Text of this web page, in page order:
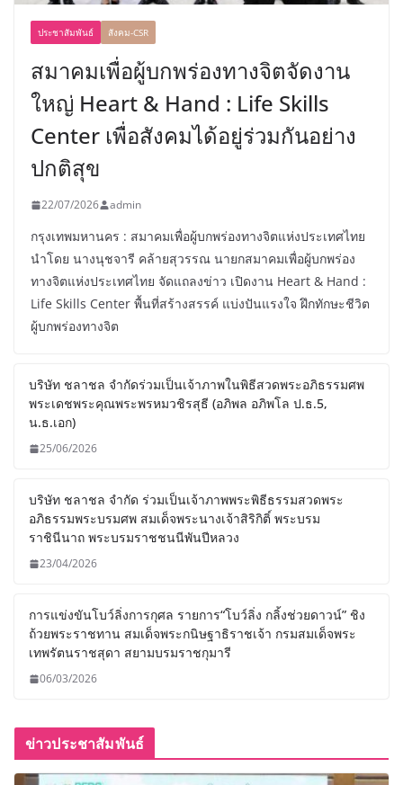
ประชาสัมพันธ์ สังคม-CSR
สมาคมเพื่อผู้บกพร่องทางจิตจัดงาน
ใหญ่ Heart & Hand : Life Skills
Center เพื่อสังคมได้อยู่ร่วมกันอย่าง
ปกติสุข
22/07/2026 admin
กรุงเทพมหานคร : สมาคมเพื่อผู้บกพร่องทางจิตแห่งประเทศไทย
นำโดย นางนุชจารี คล้ายสุวรรณ นายกสมาคมเพื่อผู้บกพร่อง
ทางจิตแห่งประเทศไทย จัดแถลงข่าว เปิดงาน Heart & Hand :
Life Skills Center พื้นที่สร้างสรรค์ แบ่งปันแรงใจ ฝึกทักษะชีวิต
ผู้บกพร่องทางจิต
บริษัท ชลาชล จำกัดร่วมเป็นเจ้าภาพในพิธีสวดพระอภิธรรมศพ
พระเดชพระคุณพระพรหมวชิรสุธี (อภิพล อภิพโล ป.ธ.5,
น.ธ.เอก)
25/06/2026
บริษัท ชลาชล จำกัด ร่วมเป็นเจ้าภาพพระพิธีธรรมสวดพระ
อภิธรรมพระบรมศพ สมเด็จพระนางเจ้าสิริกิติ์ พระบรม
ราชินีนาถ พระบรมราชชนนีพันปีหลวง
23/04/2026
การแข่งขันโบว์ลิ่งการกุศล รายการ“โบว์ลิ่ง กลิ้งช่วยดาวน์” ชิง
ถ้วยพระราชทาน สมเด็จพระกนิษฐาธิราชเจ้า กรมสมเด็จพระ
เทพรัตนราชสุดา สยามบรมราชกุมารี
06/03/2026
ข่าวประชาสัมพันธ์